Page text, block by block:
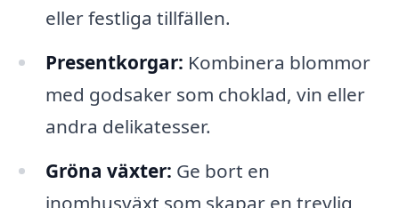
eller festliga tillfällen.
Presentkorgar: Kombinera blommor
med godsaker som choklad, vin eller
andra delikatesser.
Gröna växter: Ge bort en
inomhusväxt som skapar en trevlig